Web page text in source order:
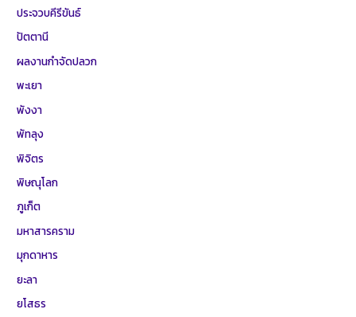
ประจวบคีรีขันธ์
ปัตตานี
ผลงานกำจัดปลวก
พะเยา
พังงา
พัทลุง
พิจิตร
พิษณุโลก
ภูเก็ต
มหาสารคราม
มุกดาหาร
ยะลา
ยโสธร